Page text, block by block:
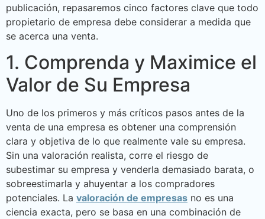
publicación, repasaremos cinco factores clave que todo
propietario de empresa debe considerar a medida que
se acerca una venta.
1. Comprenda y Maximice el
Valor de Su Empresa
Uno de los primeros y más críticos pasos antes de la
venta de una empresa es obtener una comprensión
clara y objetiva de lo que realmente vale su empresa.
Sin una valoración realista, corre el riesgo de
subestimar su empresa y venderla demasiado barata, o
sobreestimarla y ahuyentar a los compradores
potenciales. La valoración de empresas no es una
ciencia exacta, pero se basa en una combinación de